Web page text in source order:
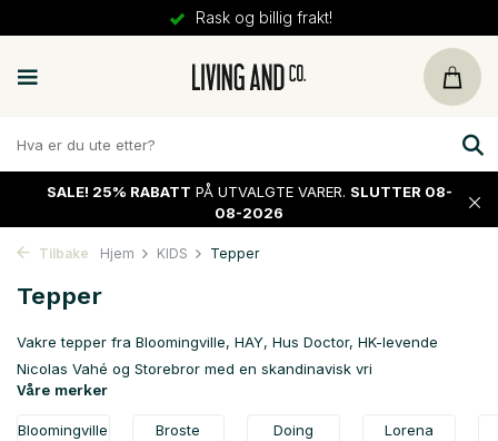
30 dagerretur
SALE! 25% RABATT PÅ UTVALGTE VARER. SLUTTER 08-
08-2026
Tilbake Hjem KIDS Tepper
Tepper
Vakre tepper fra Bloomingville, HAY, Hus Doctor, HK-levende
Nicolas Vahé og Storebror med en skandinavisk vri
Våre merker
Bloomingville
Broste
Doing
Lorena